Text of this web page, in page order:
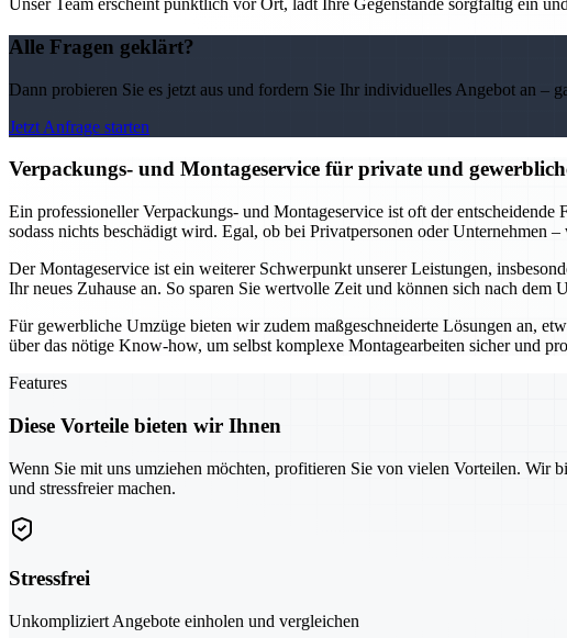
Unser Team erscheint pünktlich vor Ort, lädt Ihre Gegenstände sorgfältig ein
Alle Fragen geklärt?
Dann probieren Sie es jetzt aus und fordern Sie Ihr individuelles Angebot an –
Jetzt Anfrage starten
Verpackungs- und Montageservice für private und
Ein professioneller Verpackungs- und Montageservice ist oft der
sodass nichts beschädigt wird. Egal, ob bei Privatpersonen oder Unternehmen
Der Montageservice ist ein weiterer Schwerpunkt unserer Leistungen,
Ihr neues Zuhause an. So sparen Sie wertvolle Zeit und können sich nach dem
Für gewerbliche Umzüge bieten wir zudem maßgeschneiderte Lösungen an,
über das nötige Know-how, um selbst komplexe Montagearbeiten sicher und
Features
Diese Vorteile bieten wir Ihnen
Wenn Sie mit uns umziehen möchten, profitieren Sie von vielen Vorteilen. Wir
und stressfreier machen.
Stressfrei
Unkompliziert Angebote einholen und vergleichen